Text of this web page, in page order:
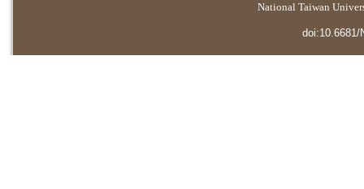
National Taiwan
doi:10.6681/